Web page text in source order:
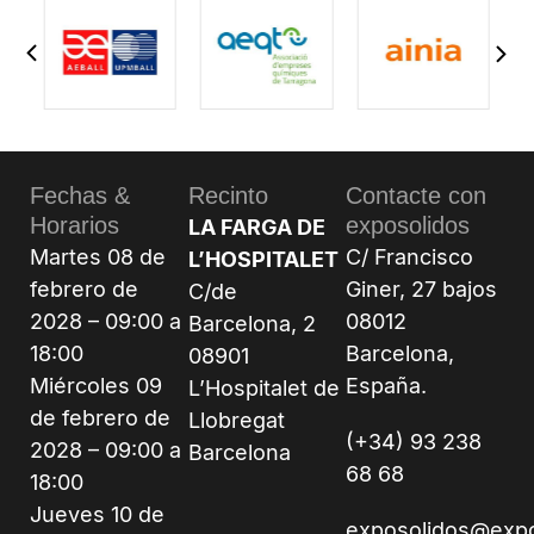
Fechas &
Horarios
Martes 08 de
febrero de
2028 – 09:00 a
18:00
Miércoles 09
de febrero de
2028 – 09:00 a
18:00
Jueves 10 de
Recinto
LA FARGA DE
L’HOSPITALET
C/de
Barcelona, 2
08901
L’Hospitalet de
Llobregat
Barcelona
Contacte con
exposolidos
C/ Francisco
Giner, 27 bajos
08012
Barcelona,
España.
(+34) 93 238
68 68